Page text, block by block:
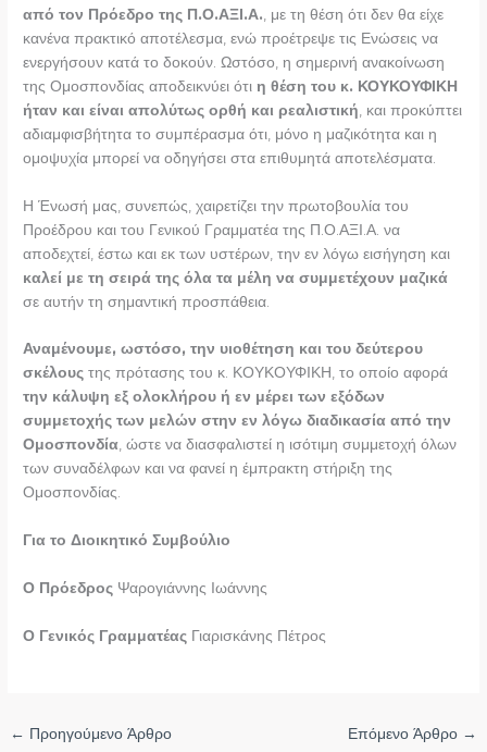
από τον Πρόεδρο της Π.Ο.ΑΞΙ.Α. , με τη θέση ότι δεν θα είχε
κανένα πρακτικό αποτέλεσμα, ενώ προέτρεψε τις Ενώσεις να
ενεργήσουν κατά το δοκούν. Ωστόσο, η σημερινή ανακοίνωση
της Ομοσπονδίας αποδεικνύει ότι η θέση του κ. ΚΟΥΚΟΥΦΙΚΗ
ήταν και είναι απολύτως ορθή και ρεαλιστική , και προκύπτει
αδιαμφισβήτητα το συμπέρασμα ότι, μόνο η μαζικότητα και η
ομοψυχία μπορεί να οδηγήσει στα επιθυμητά αποτελέσματα.
Η Ένωσή μας, συνεπώς, χαιρετίζει την πρωτοβουλία του
Προέδρου και του Γενικού Γραμματέα της Π.Ο.ΑΞΙ.Α. να
αποδεχτεί, έστω και εκ των υστέρων, την εν λόγω εισήγηση και
καλεί με τη σειρά της όλα τα μέλη να συμμετέχουν μαζικά
σε αυτήν τη σημαντική προσπάθεια.
Αναμένουμε, ωστόσο, την υιοθέτηση και του δεύτερου
σκέλους της πρότασης του κ. ΚΟΥΚΟΥΦΙΚΗ, το οποίο αφορά
την κάλυψη εξ ολοκλήρου ή εν μέρει των εξόδων
συμμετοχής των μελών στην εν λόγω διαδικασία από την
Ομοσπονδία, ώστε να διασφαλιστεί η ισότιμη συμμετοχή όλων
των συναδέλφων και να φανεί η έμπρακτη στήριξη της
Ομοσπονδίας.
Για το Διοικητικό Συμβούλιο
Ο Πρόεδρος Ψαρογιάννης Ιωάννης
Ο Γενικός Γραμματέας Γιαρισκάνης Πέτρος
← Προηγούμενο Άρθρο Επόμενο Άρθρο →